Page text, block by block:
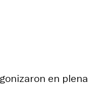
en plena